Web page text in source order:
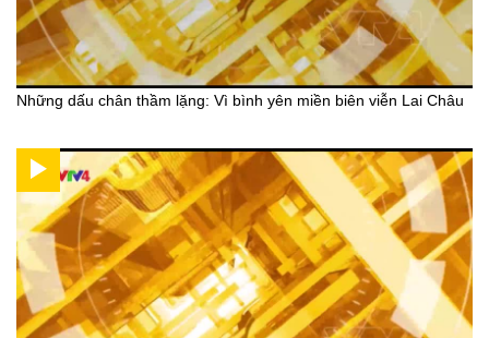
Những dấu chân thầm lặng: Vì bình yên miền biên viễn Lai Châu